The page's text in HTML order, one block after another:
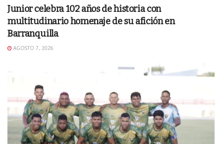
Junior celebra 102 años de historia con
multitudinario homenaje de su afición en
Barranquilla
AGOSTO 7, 2026